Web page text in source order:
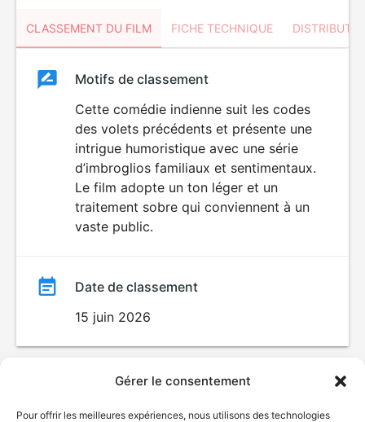
Gérer le consentement
Pour offrir les meilleures expériences, nous utilisons des technologies
CLASSEMENT DU FILM FICHE TECHNIQUE
ClassementClassement
Motifs de classement
Cette comédie indienne suit les codes
des volets précédents et présente une
intrigue humoristique avec une série
d’imbroglios familiaux et sentimentaux.
Le film adopte un ton léger et un
traitement sobre qui conviennent à un
vaste public.
Date de classement
15 juin 2026